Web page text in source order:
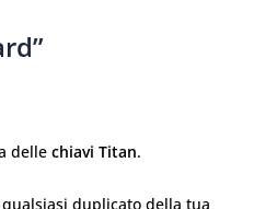
delle chiavi Titan.
duplicato della tua